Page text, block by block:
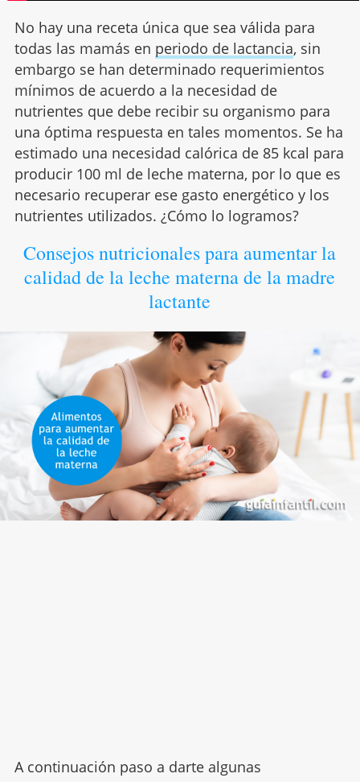
No hay una receta única que sea válida para
todas las mamás en periodo de lactancia, sin
embargo se han determinado requerimientos
mínimos de acuerdo a la necesidad de
nutrientes que debe recibir su organismo para
una óptima respuesta en tales momentos. Se ha
estimado una necesidad calórica de 85 kcal para
producir 100 ml de leche materna, por lo que es
necesario recuperar ese gasto energético y los
nutrientes utilizados. ¿Cómo lo logramos?
Consejos nutricionales para aumentar la
calidad de la leche materna de la madre
lactante
A continuación paso a darte algunas